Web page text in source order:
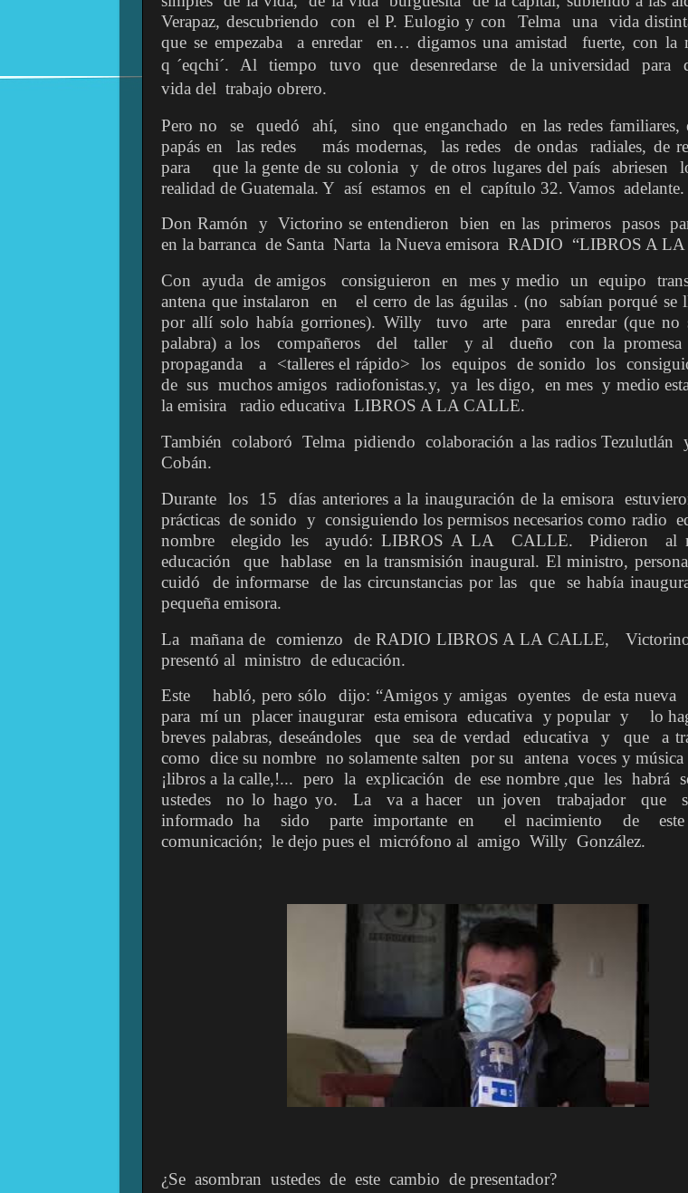
Verapaz, descubriendo
con el P. Eulogio y con Telma una
vida
que se empezaba a enredar en… digamos una amistad fuerte, con la
q ´eqchi´. Al tiempo tuvo que desenredarse de la universidad para
vida del trabajo obrero.
Pero no
se quedó ahí, sino que enganchado
en las redes familiares,
papás en
las redes más modernas, las redes de ondas
radiales, de
para
que la gente de su colonia y de otros lugares del país abriesen
realidad de Guatemala. Y así estamos en el capítulo 32. Vamos adelante.
Don Ramón
y Victorino se entendieron bien en las primeros pasos
en la barranca de Santa Narta la Nueva emisora RADIO “LIBROS A LA
Con
ayuda de amigos consiguieron en mes y medio un equipo
antena que instalaron
en el cerro de las águilas . (no
sabían porqué se
por allí solo había gorriones). Willy
tuvo arte para
enredar (que no
palabra) a los
compañeros del taller y al dueño
con la promesa
propaganda
a <talleres el rápido> los equipos de sonido los
de sus muchos amigos radiofonistas.y, ya les digo, en mes y medio
la emisira
radio educativa LIBROS A LA CALLE.
También colaboró Telma pidiendo colaboración a las radios Tezulutlán
Cobán.
Durante
los 15 días anteriores a la inauguración de la emisora
prácticas de sonido y consiguiendo los permisos necesarios como radio
nombre
elegido les ayudó: LIBROS A LA CALLE. Pidieron al
educación
que hablase
en la transmisión inaugural. El ministro,
cuidó
de informarse de las circunstancias por las que se había
pequeña emisora.
La
mañana de comienzo de RADIO LIBROS A LA CALLE,
presentó al ministro de educación.
Este
habló, pero sólo dijo: “Amigos y amigas oyentes de esta nueva
para mí un placer inaugurar esta emisora educativa y popular y lo
breves palabras, deseándoles
que sea de verdad educativa y que a
como dice su nombre no solamente salten por su antena voces y música
¡libros a la calle,!... pero la explicación de ese nombre ,que les habrá
ustedes
no lo hago yo. La va a hacer un joven trabajador que
informado ha
sido parte importante en el nacimiento de este
comunicación; le dejo pues el micrófono al amigo Willy González.
¿Se asombran ustedes de este cambio de presentador?